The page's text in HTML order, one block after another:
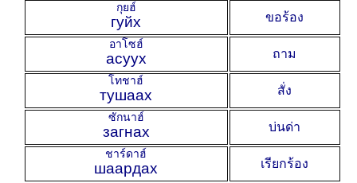
гуйх
กุยฮ์
ขอร้อง
асуух
อาโซฮ์
ถาม
тушаах
โทชาฮ์
สั่ง
загнах
ซักนาฮ์
บ่นด่า
шаардах
ชาร์ดาฮ์
เรียกร้อง